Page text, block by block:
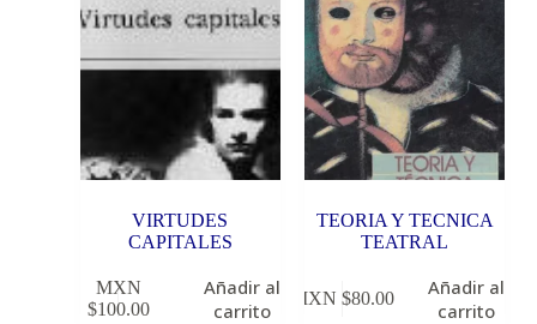
VIRTUDES
CAPITALES
MXN
$100.00
Añadir al
carrito
TEORIA Y TECNICA
TEATRAL
MXN $80.00
Añadir al
carrito